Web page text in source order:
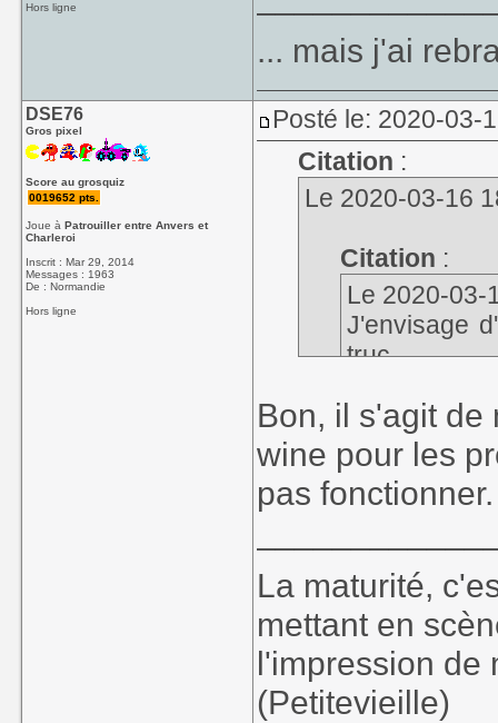
Hors ligne
... mais j'ai
DSE76
Gros pixel
Score au grosquiz
0019652 pts.
Joue àPatrouiller entre Anvers et
Charleroi
Inscrit : Mar 29, 2014
Messages : 1963
De : Normandie
Hors ligne
Posté le: 2020-03-
Citation :
Le 2020-03-16
Citation :
Le 2020-03-
J'envisage
truc.
On pourra
truc.
Bon, il s'agit de
wine pour les
pas fonctionner.
La maturité,
mettant en
l'impression de
(Petitevieille)